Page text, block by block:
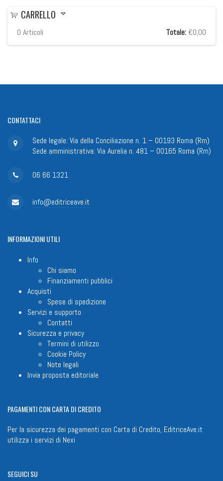
CARRELLO
0 Articoli Totale: €0,00
CONTATTACI
Sede legale: Via della Conciliazione n. 1 – 00193 Roma (Rm)
Sede amministrativa: Via Aurelia n. 481 – 00165 Roma (Rm)
06 66 1321
info@editriceave.it
INFORMAZIONIUTILI
Info
Chi siamo
Finanziamenti pubblici
Acquisti
Spese di spedizione
Servizi e supporto
Contatti
Sicurezza e privacy
Termini di utilizzo
Cookie Policy
Note legali
Invia proposta editoriale
PAGAMENTICON CARTA DI CREDITO
Per la sicurezza dei pagamenti con Carta di Credito, EditriceAve.it
utilizza i servizi di Nexi
SEGUICISU